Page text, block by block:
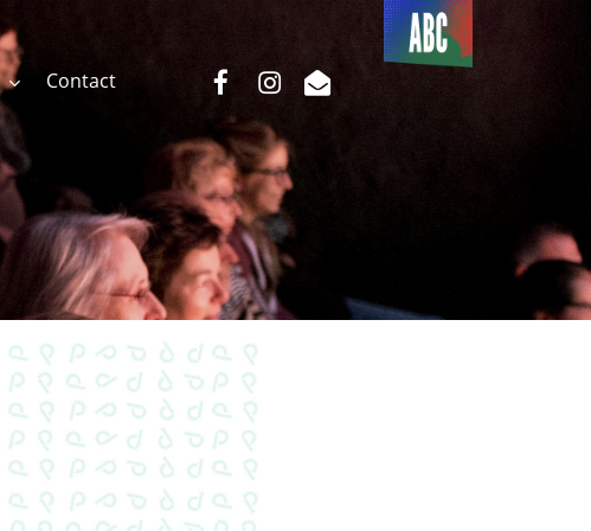
Contact
Du côté
de l’ABC
facebookinstagram
email